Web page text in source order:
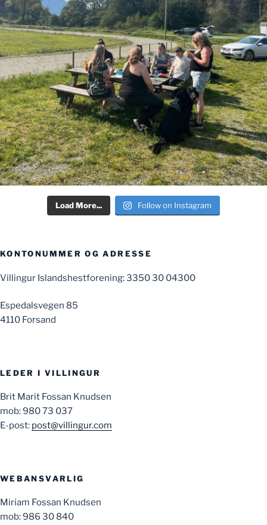
Load More... Follow on Instagram
KONTONUMMER OG ADRESSE
Villingur Islandshestforening: 3350 30 04300
Espedalsvegen 85
4110 Forsand
LEDER I VILLINGUR
Brit Marit Fossan Knudsen
mob: 980 73 037
E-post: post@villingur.com
WEBANSVARLIG
Miriam Fossan Knudsen
mob: 986 30 840